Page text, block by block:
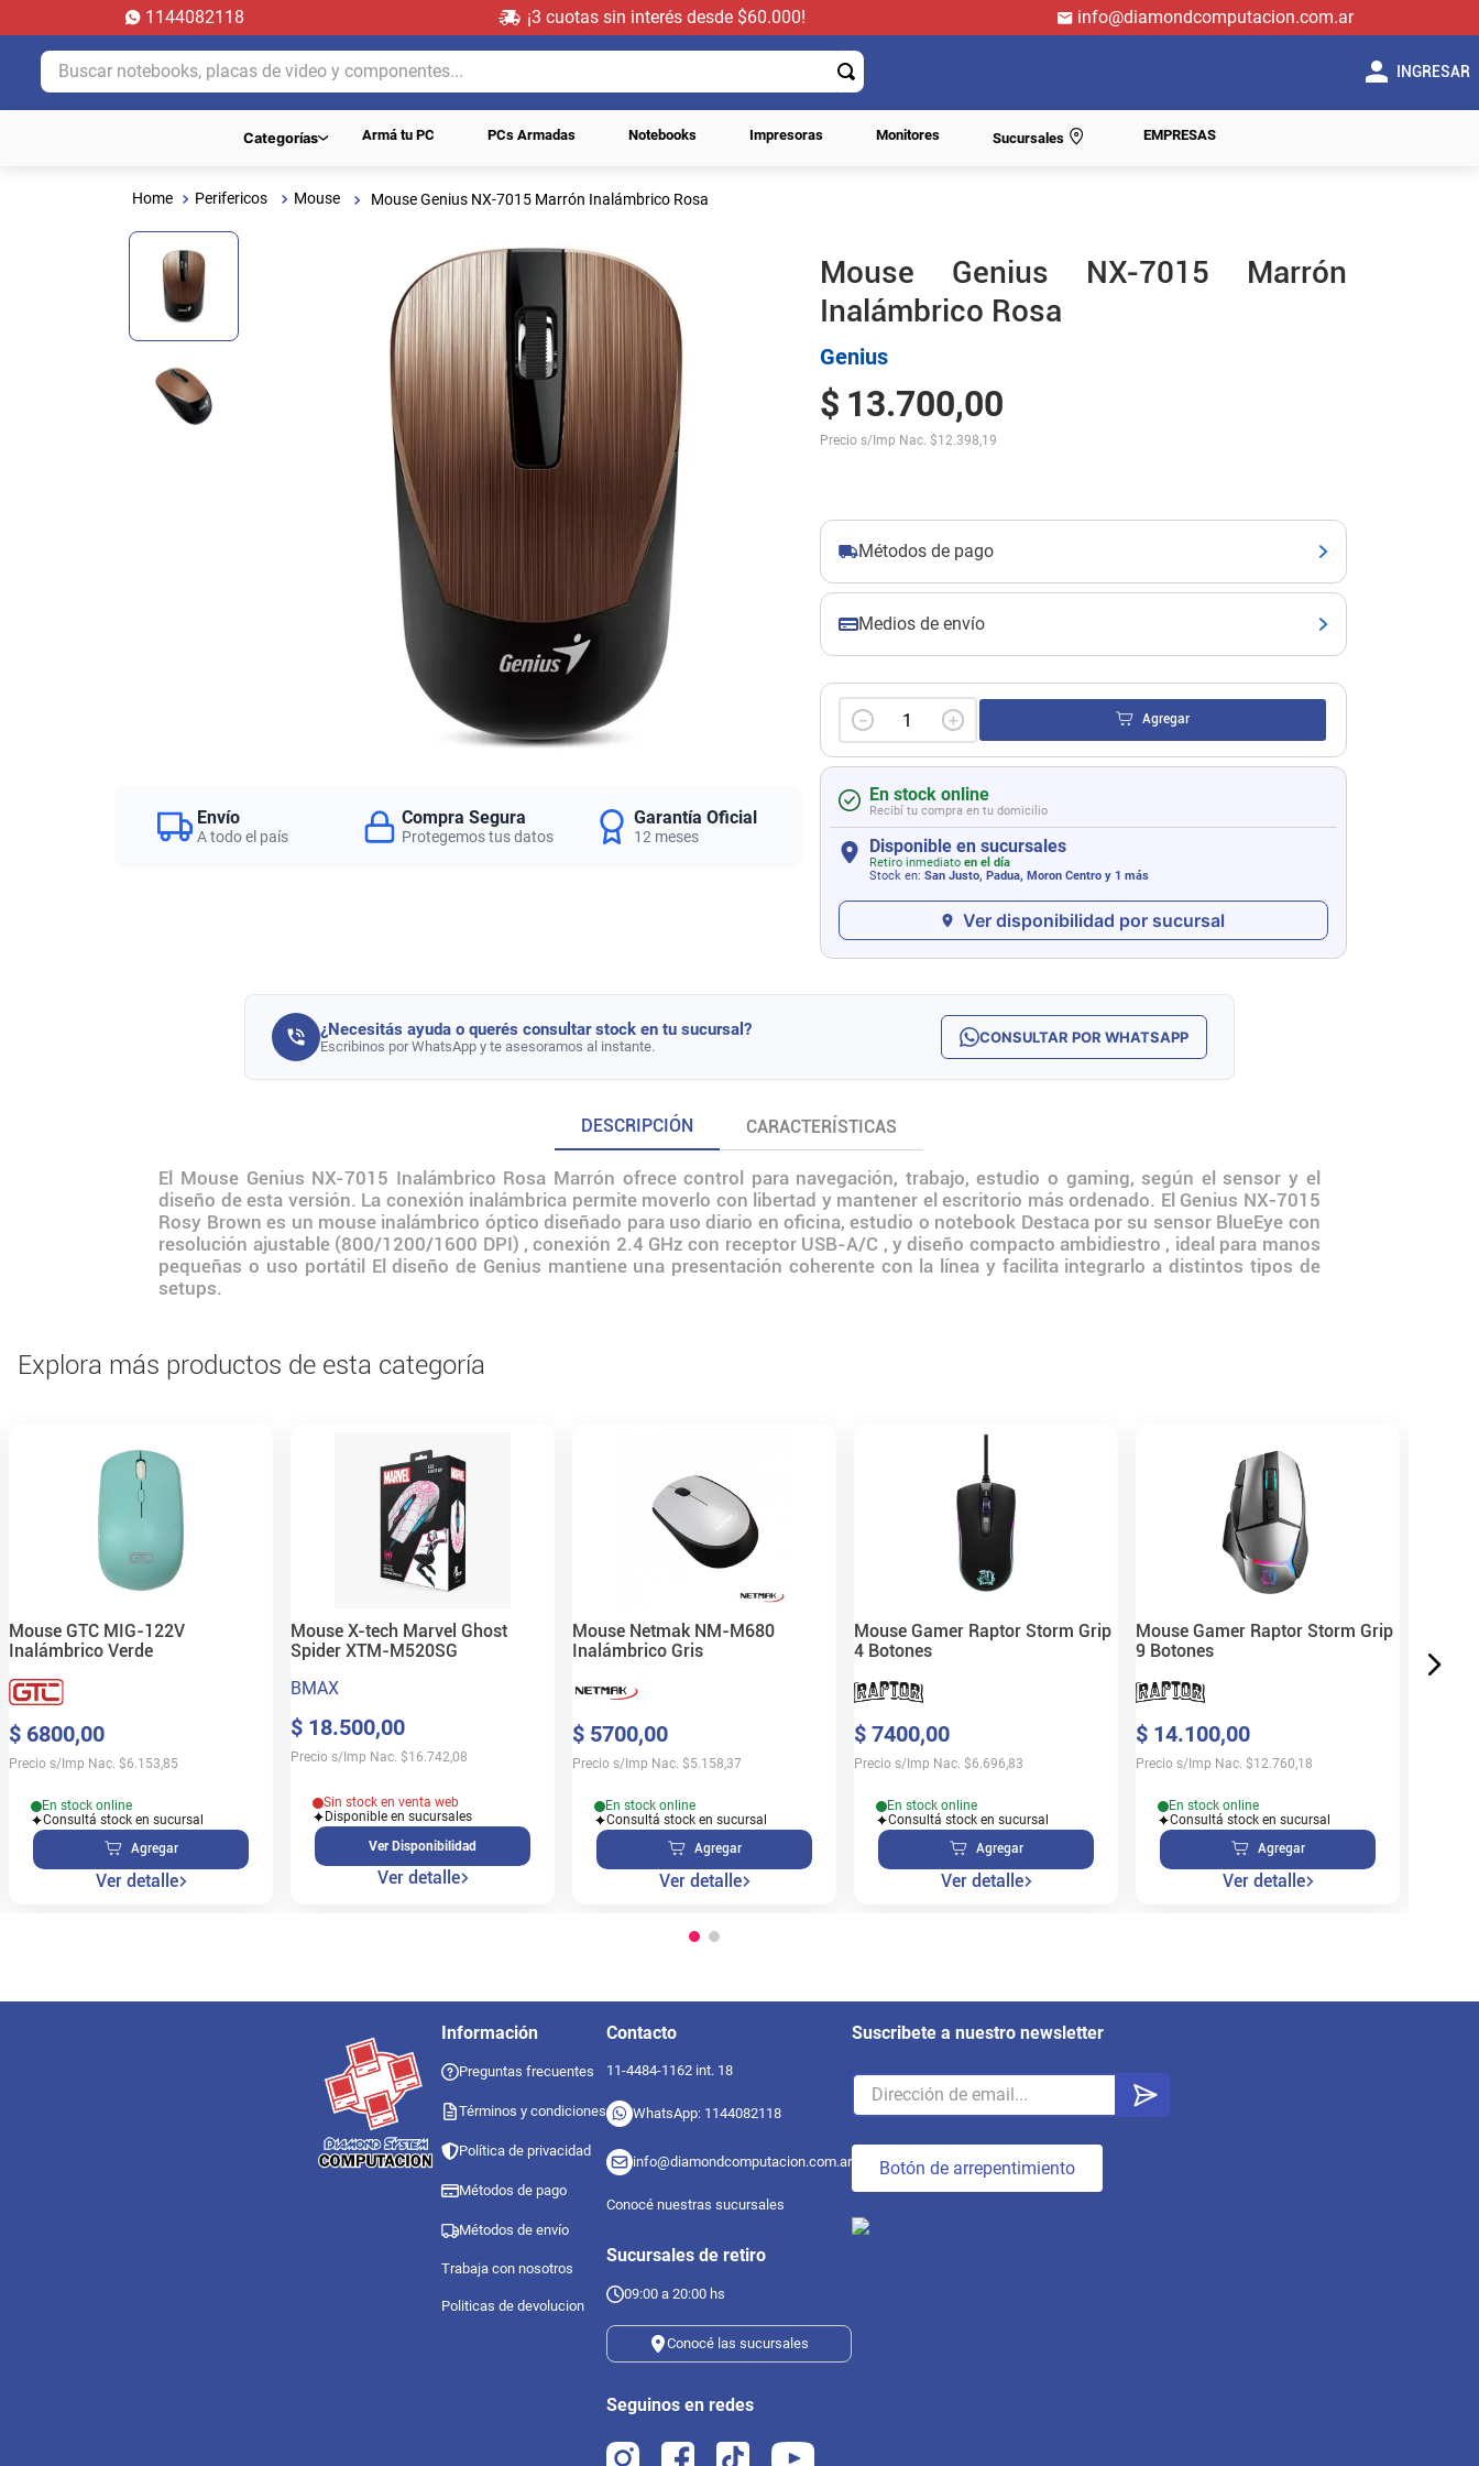
1144082118 ¡3 cuotas sin interés desde $60.000!
info@diamondcomputacion.com.ar
Buscar notebooks, placas de video y componentes...
INGRESAR
Categorías Armá tu PC PCs Armadas Notebooks Impresoras Monitores Sucursales EMPRESAS
Perifericos Mouse Mouse Genius NX-7015 Marrón Inalámbrico Rosa
Envío
A todo el país
Compra Segura
Protegemos tus datos
Garantía Oficial
12 meses
Mouse Genius NX-7015 Marrón
Inalámbrico Rosa
Genius
$ 13.700,00
Precio s/Imp Nac. $12.398,19
Métodos de pago
Medios de envío
＋
－ Agregar
En stock online
Recibí tu compra en tu domicilio
Disponible en sucursales
Retiro inmediato en el día
Stock en: San Justo, Padua, Moron Centroy 1 más
Ver disponibilidad por sucursal
¿Necesitás ayuda o querés consultar stock en tu sucursal?
Escribinos por WhatsApp y te asesoramos al instante. CONSULTAR POR WHATSAPP
DESCRIPCIÓN CARACTERÍSTICAS
El Mouse Genius NX-7015 Inalámbrico Rosa Marrón ofrece control para navegación, trabajo, estudio o gaming, según el sensor y el
diseño de esta versión. La conexión inalámbrica permite moverlo con libertad y mantener el escritorio más ordenado. El Genius NX‑7015
Rosy Brown es un mouse inalámbrico óptico diseñado para uso diario en oficina, estudio o notebook Destaca por su sensor BlueEye con
resolución ajustable (800/1200/1600 DPI) , conexión 2.4 GHz con receptor USB-A/C , y diseño compacto ambidiestro , ideal para manos
pequeñas o uso portátil El diseño de Genius mantiene una presentación coherente con la línea y facilita integrarlo a distintos tipos de
setups.
Explora más productos de esta categoría
Mouse GTC MIG-122V
Inalámbrico Verde
$ 6800,00
Precio s/Imp Nac. $6.153,85
En stock online
Consultá stock en sucursal
Agregar
Ver detalle
Mouse X-tech Marvel Ghost
Spider XTM-M520SG
BMAX
$ 18.500,00
Precio s/Imp Nac. $16.742,08
Sin stock en venta web
Disponible en sucursales
Ver Disponibilidad
Ver detalle
Mouse Netmak NM-M680
Inalámbrico Gris
$ 5700,00
Precio s/Imp Nac. $5.158,37
En stock online
Consultá stock en sucursal
Agregar
Ver detalle
Mouse Gamer Raptor Storm Grip
4 Botones
$ 7400,00
Precio s/Imp Nac. $6.696,83
En stock online
Consultá stock en sucursal
Agregar
Ver detalle
Mouse Gamer Raptor Storm Grip
9 Botones
$ 14.100,00
Precio s/Imp Nac. $12.760,18
En stock online
Consultá stock en sucursal
Agregar
Ver detalle
Información
Preguntas frecuentes
Términos y condiciones
Política de privacidad
Métodos de pago
Métodos de envío
Trabaja con nosotros
Politicas de devolucion
Contacto
11-4484-1162 int. 18
WhatsApp: 1144082118
info@diamondcomputacion.com.ar
Conocé nuestras sucursales
Sucursales de retiro
09:00 a 20:00 hs
Conocé las sucursales
Seguinos en redes
Suscribete a nuestro newsletter
Botón de arrepentimiento